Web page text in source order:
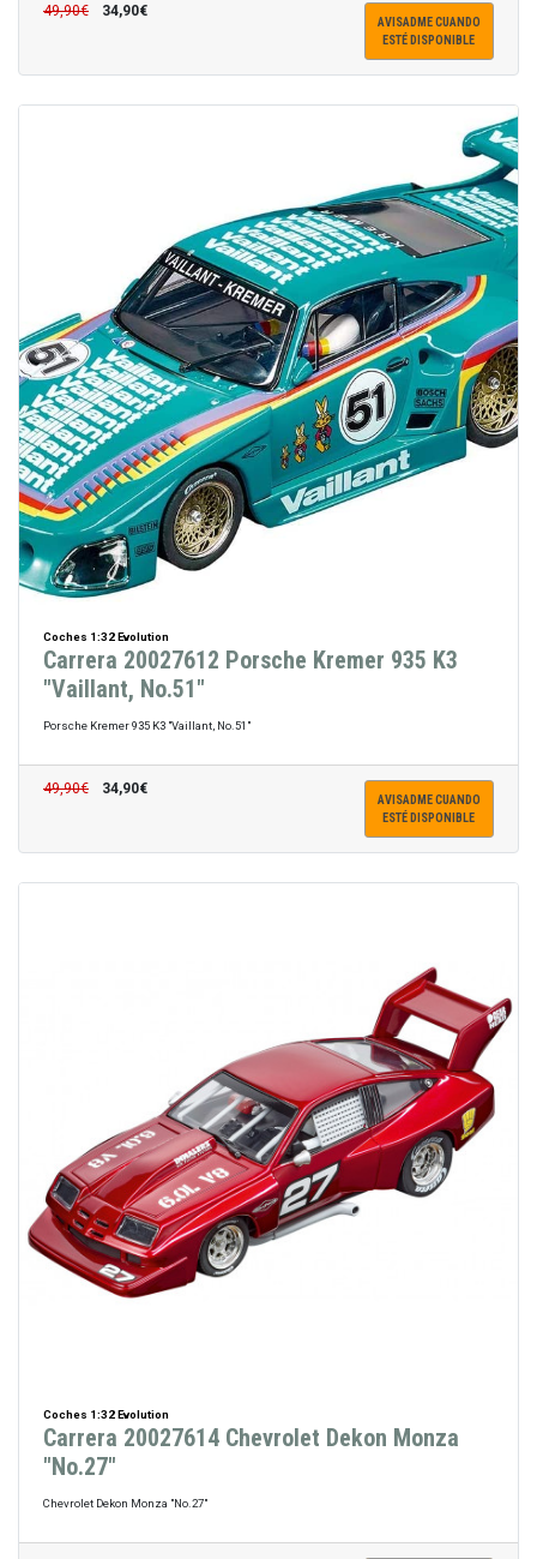
49,90€ 34,90€
AVISADME CUANDO
ESTÉ DISPONIBLE
Coches 1:32 Evolution
Carrera 20027612 Porsche Kremer 935 K3
"Vaillant, No.51"
Porsche Kremer 935 K3 "Vaillant, No.51"
49,90€ 34,90€
AVISADME CUANDO
ESTÉ DISPONIBLE
Coches 1:32 Evolution
Carrera 20027614 Chevrolet Dekon Monza
"No.27"
Chevrolet Dekon Monza "No.27"